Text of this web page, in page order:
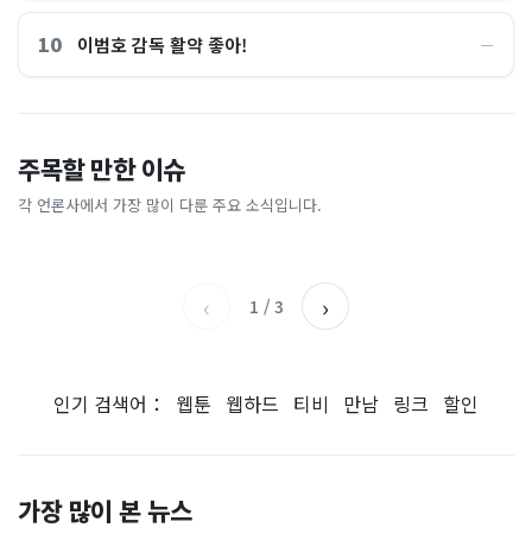
10 이범호 감독 활약 좋아! ―
주목할 만한 이슈
각 언론사에서 가장 많이 다룬 주요 소식입니다.
홈플러스, 2000억원으로 '시
간'을 샀다
비즈워치
왜?매일경제
[날씨] 오늘 밤 또 내린다...내
륙 중심 최대 150mm
졌다...국산 53개 중소기업이
‹ 1 / 3 ›
인기 검색어： 웹툰 웹하드 티비 만남 링크 할인
가장 많이 본 뉴스